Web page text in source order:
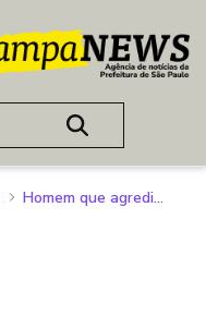
Homem que agredia mulher na rua é preso pela GCM menos de 1 minuto depois de alerta do Smart Sampa